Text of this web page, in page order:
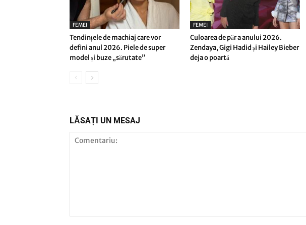
FEMEI
Tendințele de machiaj care vor
defini anul 2026. Piele de super
model și buze „sărutate”
FEMEI
Culoarea de păr a anului 2026.
Zendaya, Gigi Hadid și Hailey Bieber
deja o poartă
LĂSAȚI UN MESAJ